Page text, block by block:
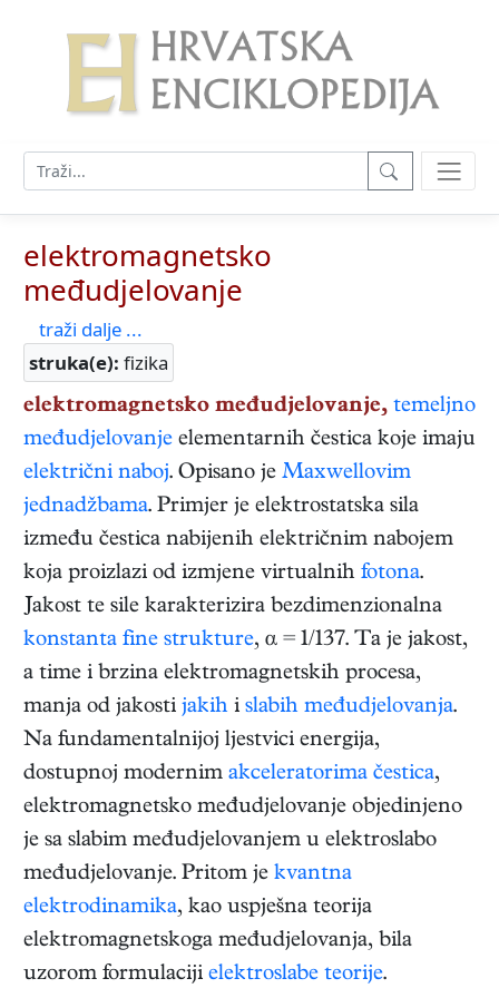
elektromagnetsko
međudjelovanje
traži dalje ...
struka(e): fizika
elektromagnetsko međudjelovanje, temeljno
međudjelovanje elementarnih čestica koje imaju
električni naboj. Opisano je Maxwellovim
jednadžbama. Primjer je elektrostatska sila
između čestica nabijenih električnim nabojem
koja proizlazi od izmjene virtualnih fotona.
Jakost te sile karakterizira bezdimenzionalna
konstanta fine strukture, α = 1/137. Ta je jakost,
a time i brzina elektromagnetskih procesa,
manja od jakosti jakih i slabih međudjelovanja.
Na fundamentalnijoj ljestvici energija,
dostupnoj modernim akceleratorima čestica,
elektromagnetsko međudjelovanje objedinjeno
je sa slabim međudjelovanjem u elektroslabo
međudjelovanje. Pritom je kvantna
elektrodinamika, kao uspješna teorija
elektromagnetskoga međudjelovanja, bila
uzorom formulaciji elektroslabe teorije.